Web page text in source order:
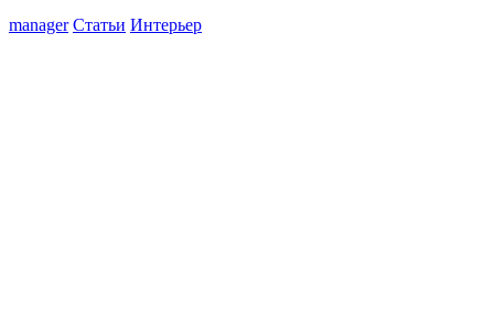
manager Статьи Интерьер